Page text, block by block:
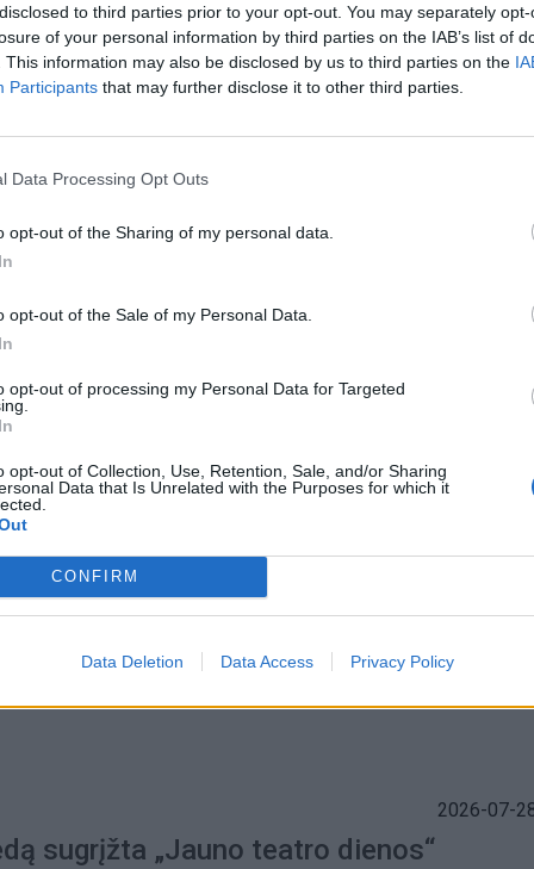
to third parties prior to your opt-out. You may separately
of your personal information by third parties on the IAB’s list of
This information may also be disclosed by us to third parties on the
Participants that may further disclose it to other third parties.
Data Processing Opt Outs
opt-out of the Sharing of my personal data.
opt-out of the Sale of my Personal Data.
opt-out of processing my Personal Data for Targeted
opt-out of Collection, Use, Retention, Sale, and/or Sharing
Data that Is Unrelated with the Purposes for which it
CONFIRM
Data Deletion Data Access Privacy Policy
žinutė mažiesiems klaipėdiečiams
kviečia į filmą „Vogti arklius“ bei
2026-07-
sugrįžta „Jauno teatro dienos“